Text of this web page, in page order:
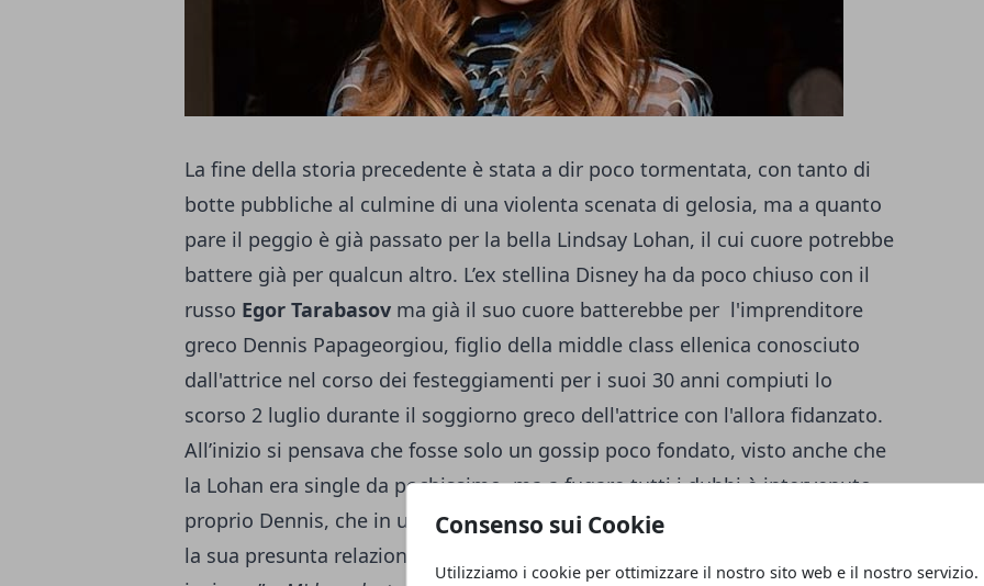
Consenso sui Cookie
Utilizziamo i cookie per ottimizzare il nostro sito web e il nostro servizio.
La fine della storia precedente è stata a dir poco tormentata, con tanto di
botte pubbliche al culmine di una violenta scenata di gelosia, ma a quanto
pare il peggio è già passato per la bella Lindsay Lohan, il cui cuore potrebbe
battere già per qualcun altro. L’ex stellina Disney ha da poco chiuso con il
russo Egor Tarabasov ma già il suo cuore batterebbe per l'imprenditore
greco Dennis Papageorgiou, figlio della middle class ellenica conosciuto
dall'attrice nel corso dei festeggiamenti per i suoi 30 anni compiuti lo
scorso 2 luglio durante il soggiorno greco dell'attrice con l'allora fidanzato.
All’inizio si pensava che fosse solo un gossip poco fondato, visto anche che
la Lohan era single da pochissimo, ma a fugare tutti i dubbi è intervenuto
proprio Dennis, che in un’intervista con i giornali greci ha così commentato
la sua presunta relazione: “Nessun fidanzamento ufficiale, ma stiamo